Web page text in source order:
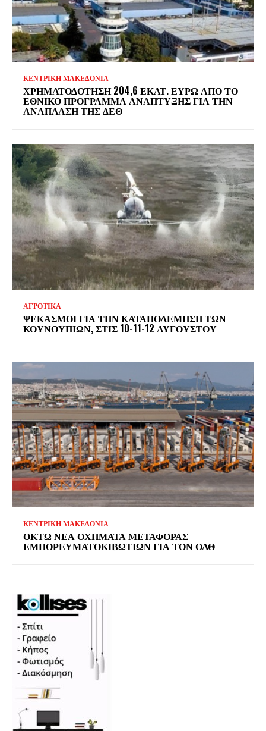
ΚΕΝΤΡΙΚΗ ΜΑΚΕΔΟΝΙΑ
ΧΡΗΜΑΤΟΔΌΤΗΣΗ 204,6 ΕΚΑΤ. ΕΥΡΏ ΑΠΌ ΤΟ
ΕΘΝΙΚΌ ΠΡΌΓΡΑΜΜΑ ΑΝΆΠΤΥΞΗΣ ΓΙΑ ΤΗΝ
ΑΝΆΠΛΑΣΗ ΤΗΣ ΔΕΘ
ΑΓΡΟΤΙΚΑ
ΨΕΚΑΣΜΟΊ ΓΙΑ ΤΗΝ ΚΑΤΑΠΟΛΈΜΗΣΗ ΤΩΝ
ΚΟΥΝΟΥΠΙΏΝ, ΣΤΙΣ 10-11-12 ΑΥΓΟΎΣΤΟΥ
ΚΕΝΤΡΙΚΗ ΜΑΚΕΔΟΝΙΑ
ΟΚΤΏ ΝΈΑ ΟΧΉΜΑΤΑ ΜΕΤΑΦΟΡΆΣ
ΕΜΠΟΡΕΥΜΑΤΟΚΙΒΩΤΊΩΝ ΓΙΑ ΤΟΝ ΟΛΘ